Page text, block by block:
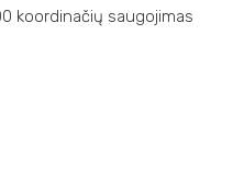
koordinačių saugojimas